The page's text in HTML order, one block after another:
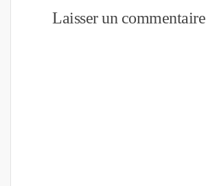
Laisser un commentaire